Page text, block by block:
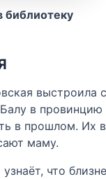
библиотеку
выстроила
в провинцию
в прошлом. Их
маму.
узнаёт, что